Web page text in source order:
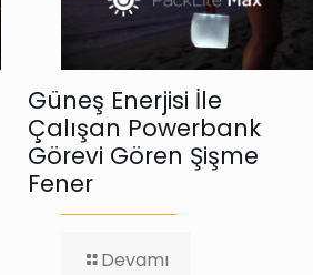
Güneş Enerjisi İle
Çalışan Powerbank
Görevi Gören Şişme
Fener
Devamı